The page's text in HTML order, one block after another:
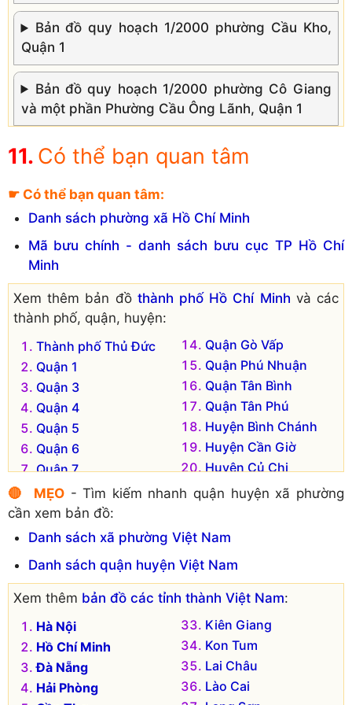
Bản đồ quy hoạch 1/2000 phường Cầu Kho,
Quận 1
Bản đồ quy hoạch 1/2000 phường Cô Giang
và một phần Phường Cầu Ông Lãnh, Quận 1
Bản đồ quy hoạch 1/2000 phường Nguyễn Cư
Trinh, Quận 1
Bản đồ quy hoạch 1/2000 phường Tân Định,
Có thể bạn quan tâm
☛ Có thể bạn quan tâm:
Danh sách phường xã Hồ Chí Minh
Mã bưu chính - danh sách bưu cục TP Hồ Chí
Minh
Xem thêm bản đồ thành phố Hồ Chí Minh và các
thành phố, quận, huyện:
Thành phố Thủ Đức
Quận 1
Quận 3
Quận 4
Quận 5
Quận 6
Quận 7
Quận 8
Quận 10
Quận 11
Quận Bình Tân
Quận Bình Thạnh
Quận Gò Vấp
Quận Phú Nhuận
Quận Tân Bình
Quận Tân Phú
Huyện Bình Chánh
Huyện Cần Giờ
Huyện Củ Chi
Huyện Hóc Môn
Quận 2 (cũ)
Quận Thủ Đức (cũ)
🔴 MẸO- Tìm kiếm nhanh quận huyện xã phường
cần xem bản đồ:
Danh sách xã phường Việt Nam
Danh sách quận huyện Việt Nam
Xem thêm bản đồ các tỉnh thành Việt Nam:
Hà Nội
Hồ Chí Minh
Đà Nẵng
Hải Phòng
Kiên Giang
Kon Tum
Lai Châu
Lào Cai